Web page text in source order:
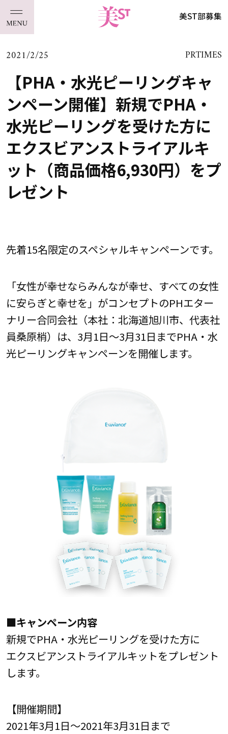
美ST部募集
2021/2/25 PRTIMES
【PHA・水光ピーリングキャ
ンペーン開催】新規でPHA・
水光ピーリングを受けた方に
エクスビアンストライアルキ
ット（商品価格6,930円）をプ
レゼント
先着15名限定のスペシャルキャンペーンです。
「女性が幸せならみんなが幸せ、すべての女性
に安らぎと幸せを」がコンセプトのPHエター
ナリー合同会社（本社：北海道旭川市、代表社
員桑原梢）は、3月1日～3月31日までPHA・水
光ピーリングキャンペーンを開催します。
■キャンペーン内容
新規でPHA・水光ピーリングを受けた方に
エクスビアンストライアルキットをプレゼント
します。
【開催期間】
2021年3月1日～2021年3月31日まで